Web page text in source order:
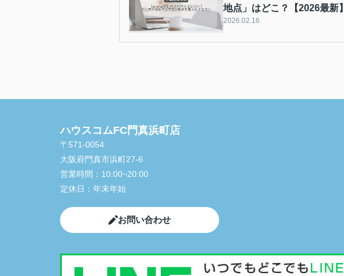
地点」はどこ？【2026最新】
2026.02.16
ハウスコムFC門真浜町店
〒571-0054
大阪府門真市浜町27-6
営業時間： 10:00~20:00
定休日： 年末年始
お問い合わせ